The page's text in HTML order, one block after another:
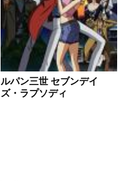
ルパン三世 セブンデイ
ズ・ラプソディ